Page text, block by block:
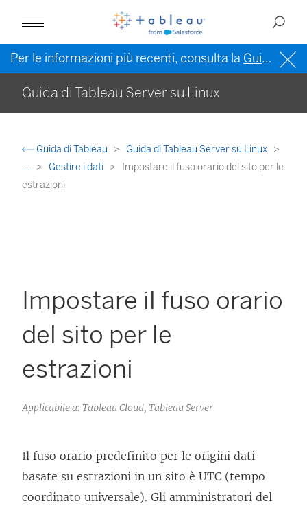
Per le informazioni più recenti, consulta la Guida di Tableau in inglese (Stati Uniti)
Guida di Tableau Server su Linux
Guida di Tableau
Guida di Tableau Server su Linux
...
Gestire i dati
Impostare il fuso orario del sito per le
estrazioni
Impostare il fuso orario
del sito per le
estrazioni
Applicabile a: Tableau Cloud, Tableau Server
Il fuso orario predefinito per le origini dati
basate su estrazioni in un sito è UTC (tempo
coordinato universale). Gli amministratori del